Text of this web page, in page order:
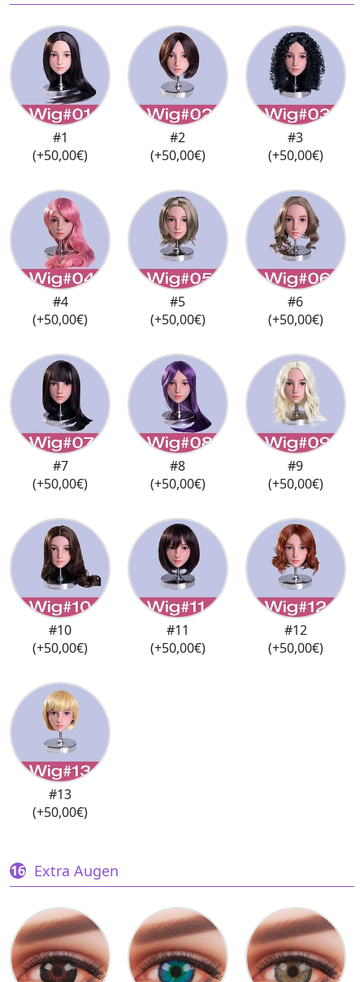
#1
(+50,00€)
#2
(+50,00€)
#3
(+50,00€)
#4
(+50,00€)
#5
(+50,00€)
#6
(+50,00€)
#7
(+50,00€)
#8
(+50,00€)
#9
(+50,00€)
#10
(+50,00€)
#11
(+50,00€)
#12
(+50,00€)
#13
(+50,00€)
Extra Augen